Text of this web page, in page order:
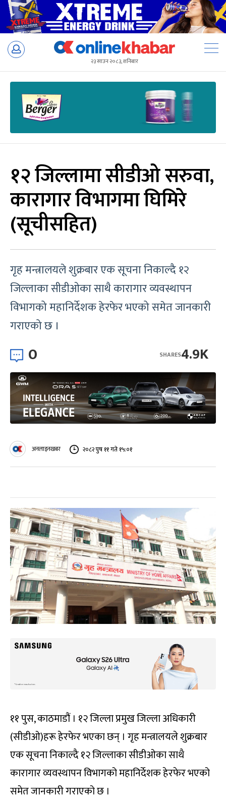
Skip
२३ साउन २०८३, शनिबार
१२ जिल्लामा सीडीओ सरुवा,
कारागार विभागमा घिमिरे
(सूचीसहित)
गृह मन्त्रालयले शुक्रबार एक सूचना निकाल्दै १२
जिल्लाका सीडीओका साथै कारागार व्यवस्थापन
विभागको महानिर्देशक हेरफेर भएको समेत जानकारी
गराएको छ ।
0 4.9K
SHARES
अनलाइनखबर २०८२ पुष ११ गते १५:०१
११ पुस, काठमाडौं । १२ जिल्ला प्रमुख जिल्ला अधिकारी
(सीडीओ)हरू हेरफेर भएका छन् । गृह मन्त्रालयले शुक्रबार
एक सूचना निकाल्दै १२ जिल्लाका सीडीओका साथै
कारागार व्यवस्थापन विभागको महानिर्देशक हेरफेर भएको
समेत जानकारी गराएको छ ।